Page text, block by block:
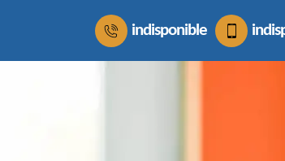
indisponible